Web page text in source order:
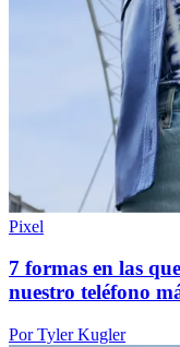
Pixel
7 formas en las
nuestro teléfono
Por Tyler Kugler